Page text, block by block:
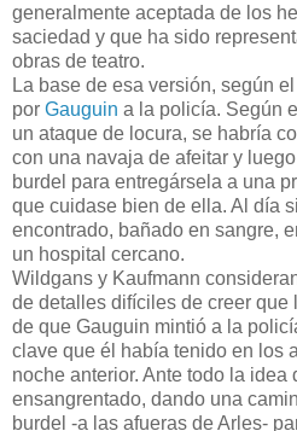
generalmente aceptada de los
saciedad y que ha sido
obras de teatro.
La base de esa versión, según
por Gauguin a la policía. Según
un ataque de locura, se habría
con una navaja de afeitar y
burdel para entregársela a una
que cuidase bien de ella. Al día
encontrado, bañado en sangre,
un hospital cercano.
Wildgans y Kaufmann
de detalles difíciles de creer
de que Gauguin mintió a la
clave que él había tenido en los
noche anterior. Ante todo la idea
ensangrentado, dando una
burdel -a las afueras de Arles-